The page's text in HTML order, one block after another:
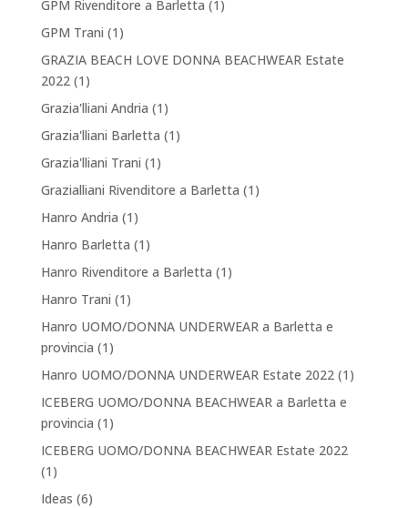
GPM Rivenditore a Barletta (1)
GPM Trani (1)
GRAZIA BEACH LOVE DONNA BEACHWEAR Estate
2022(1)
Grazia'lliani Andria (1)
Grazia'lliani Barletta (1)
Grazia'lliani Trani (1)
Grazialliani Rivenditore a Barletta (1)
Hanro Andria (1)
Hanro Barletta (1)
Hanro Rivenditore a Barletta (1)
Hanro Trani (1)
Hanro UOMO/DONNA UNDERWEAR a Barletta e
provincia (1)
Hanro UOMO/DONNA UNDERWEAR Estate 2022(1)
ICEBERG UOMO/DONNA BEACHWEAR a Barletta e
provincia (1)
ICEBERG UOMO/DONNA BEACHWEAR Estate 2022
(1)
Ideas (6)